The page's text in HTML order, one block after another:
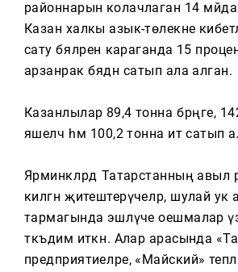
районнарын колачлаган 14
Казан халкы азык-төлекне
сату бәяләренә караганда 15
арзанрак бәядән сатып ала алган.
Казанлылар 89,4 тонна бәрәңге,
яшелчә һәм 100,2 тонна ит сатып
Ярминкәләрдә Татарстанның
килгән җитештерүчеләр, шулай ук
тармагында эшләүче оешмалар
тәкъдим иткән. Алар арасында
предприятиеләре, «Майский»